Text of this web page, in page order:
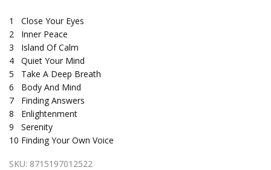
1
Close Your Eyes
2
Inner Peace
3
Island Of Calm
4
Quiet Your Mind
5
Take A Deep Breath
6
Body And Mind
7
Finding Answers
8
Enlightenment
9
Serenity
10 Finding Your Own Voice
SKU: 8715197012522